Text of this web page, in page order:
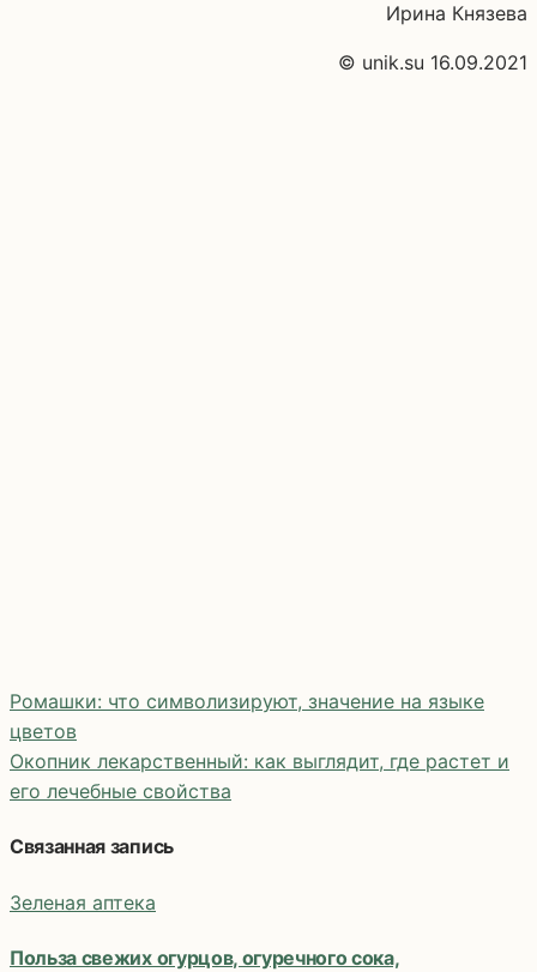
Ирина Князева
© unik.su 16.09.2021
Навигация
записям
Ромашки: что символизируют, значение на языке
цветов
Окопник лекарственный: как выглядит, где растет и
его лечебные свойства
Связанная запись
Зеленая аптека
Польза свежих огурцов, огуречного сока,